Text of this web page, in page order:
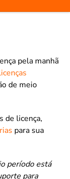
pela manhã
de meio
de licença,
para sua
período está
para